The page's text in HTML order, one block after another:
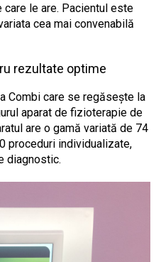
care le are. Pacientul este
cea mai convenabilă
rezultate optime
Combi care se regăsește la
aparat de fizioterapie de
are o gamă variată de 74
proceduri individualizate,
diagnostic.